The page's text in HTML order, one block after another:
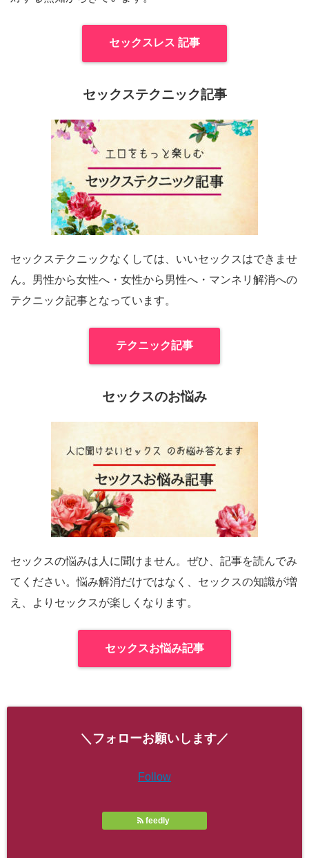
セックスレス 記事
セックステクニック記事
セックステクニックなくしては、いいセックスはできませ
ん。男性から女性へ・女性から男性へ・マンネリ解消への
テクニック記事となっています。
テクニック記事
セックスのお悩み
セックスの悩みは人に聞けません。ぜひ、記事を読んでみ
てください。悩み解消だけではなく、セックスの知識が増
え、よりセックスが楽しくなります。
セックスお悩み記事
＼フォローお願いします／
Follow
feedly